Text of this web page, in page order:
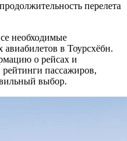
перелета
необходимые
в Тоурсхёбн.
о рейсах и
пассажиров,
выбор.